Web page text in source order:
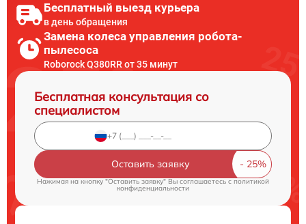
Бесплатный выезд курьера
в день обращения
Замена колеса управления робота-
пылесоса
Roborock Q380RR от 35 минут
Бесплатная консультация со
специалистом
Оставить заявку
Нажимая на кнопку "Оставить заявку" Вы соглашаетесь cполитикой
конфиденциальности